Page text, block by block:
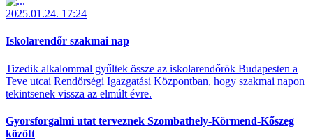
2025.01.24. 17:24
Iskolarendőr szakmai nap
Tizedik alkalommal gyűltek össze az iskolarendőrök Budapesten a
Teve utcai Rendőrségi Igazgatási Központban, hogy szakmai napon
tekintsenek vissza az elmúlt évre.
Gyorsforgalmi utat terveznek Szombathely-Körmend-Kőszeg
között